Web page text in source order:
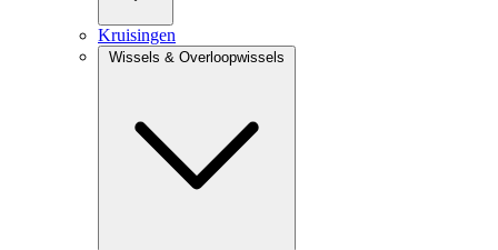
Kruisingen
Wissels & Overloopwissels